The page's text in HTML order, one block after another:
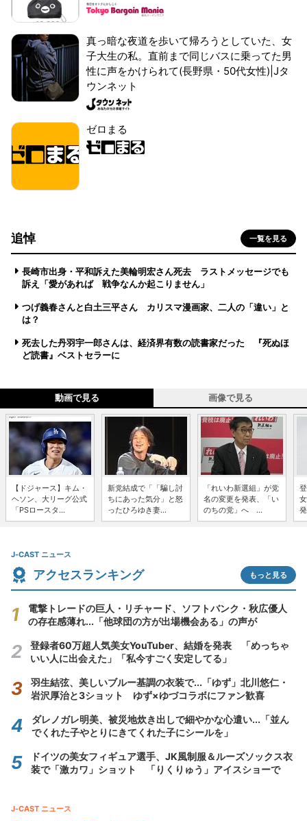
真っ暗な夜道を歩いて帰ろうとしていた、女
子大生の私。直前まで同じバスに乗ってた男
性に声をかけられて(長野県・50代女性)|Jタ
ウンネット
ゼロまる
追悼 一覧を見る
長崎市出身・平和訴えた美輪明宏さん死去 ラストメッセージでも
訴え「愛があれば 戦争なんか起こりません」
つげ義春さんと白土三平さん カリスマ漫画家、二人の「違い」と
は？
死去した丹羽宇一郎さんは、経済界有数の読書家だった 『死ぬほ
ど読書』ベストセラーに
動画で見る 画像で見る
【ドジャース】キム・
ヘソン、大リーグ公式
「PSロースタ...
新党結成で「「騙し討
ちにあった気分」と怒
ったひろゆき妻...
「れいわ新選組」が党
名の変更を発表、「い
のちの党」へ ...
J-CAST ニュース
アクセスランキング もっと見る
電撃トレードの巨人・リチャード、ソフトバンク・秋広優人
の存在感薄れ...「他球団の方が出場機会ある」の声が
登録者60万超人気美女YouTuber、結婚を発表 「めっちゃ
いい人に出会えた」「私今すごく安定してる」
羽生結弦、美しいブルー基調の衣装で...「ゆず」北川悠仁・
岩沢厚治と3ショット ゆず×ゆづコラボにファン歓喜
ダレノガレ明美、被災地炊き出しで細やかな心遣い...「並ん
でくれた子やとりにきてくれた子にシールを」
ドイツの美女フィギュア選手、JK風制服＆ルーズソックス衣
装で「激カワ」ショット 「りくりゅう」アイスショーで
J-CAST ニュース